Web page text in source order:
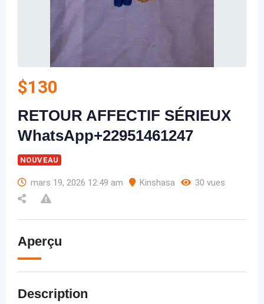
$130
RETOUR AFFECTIF SÉRIEUX
WhatsApp+22951461247
NOUVEAU
mars 19, 2026 12:49 am Kinshasa 30 vues
Aperçu
Description